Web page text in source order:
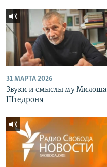
31 МАРТА 2026
Звуки и смыслы му Милоша
Штедроня